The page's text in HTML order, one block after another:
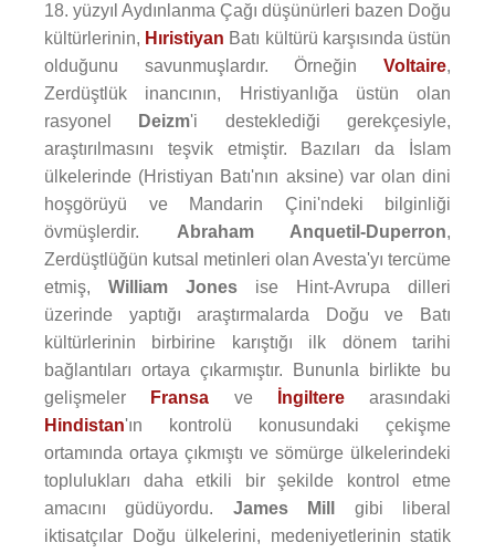
18. yüzyıl Aydınlanma Çağı düşünürleri bazen Doğu
kültürlerinin, Hıristiyan Batı kültürü karşısında üstün
olduğunu savunmuşlardır. Örneğin Voltaire,
Zerdüştlük inancının, Hristiyanlığa üstün olan
rasyonel
Deizm'i desteklediği gerekçesiyle,
araştırılmasını teşvik etmiştir. Bazıları da İslam
ülkelerinde (Hristiyan Batı'nın aksine) var olan dini
hoşgörüyü ve Mandarin Çini'ndeki bilginliği
övmüşlerdir. Abraham Anquetil-Duperron,
Zerdüştlüğün kutsal metinleri olan Avesta'yı tercüme
etmiş, William Jones ise Hint-Avrupa dilleri
üzerinde yaptığı araştırmalarda Doğu ve Batı
kültürlerinin birbirine karıştığı ilk dönem tarihi
bağlantıları ortaya çıkarmıştır. Bununla birlikte bu
gelişmeler
Fransa ve İngilterearasındaki
Hindistan'ın kontrolü konusundaki çekişme
ortamında ortaya çıkmıştı ve sömürge ülkelerindeki
toplulukları daha etkili bir şekilde kontrol etme
amacını güdüyordu. James Mill
gibi liberal
iktisatçılar Doğu ülkelerini, medeniyetlerinin statik